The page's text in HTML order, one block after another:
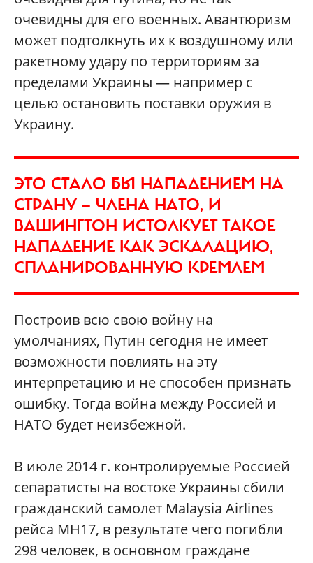
очевидны для его военных. Авантюризм
может подтолкнуть их к воздушному или
ракетному удару по территориям за
пределами Украины — например с
целью остановить поставки оружия в
Украину.
ЭТО СТАЛО БЫ НАПАДЕНИЕМ НА
СТРАНУ — ЧЛЕНА НАТО, И
ВАШИНГТОН ИСТОЛКУЕТ ТАКОЕ
НАПАДЕНИЕ КАК ЭСКАЛАЦИЮ,
СПЛАНИРОВАННУЮ КРЕМЛЕМ
Построив всю свою войну на
умолчаниях, Путин сегодня не имеет
возможности повлиять на эту
интерпретацию и не способен признать
ошибку. Тогда война между Россией и
НАТО будет неизбежной.
В июле 2014 г. контролируемые Россией
сепаратисты на востоке Украины сбили
гражданский самолет Malaysia Airlines
рейса MH17, в результате чего погибли
298 человек, в основном граждане